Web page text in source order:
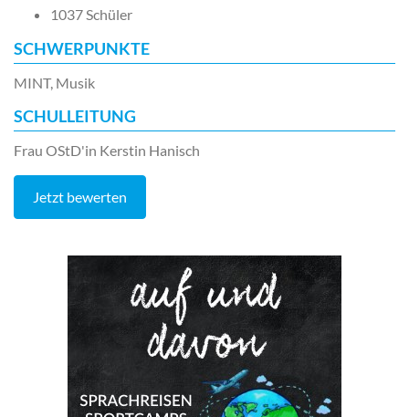
1037 Schüler
SCHWERPUNKTE
MINT, Musik
SCHULLEITUNG
Frau OStD'in Kerstin Hanisch
Jetzt bewerten